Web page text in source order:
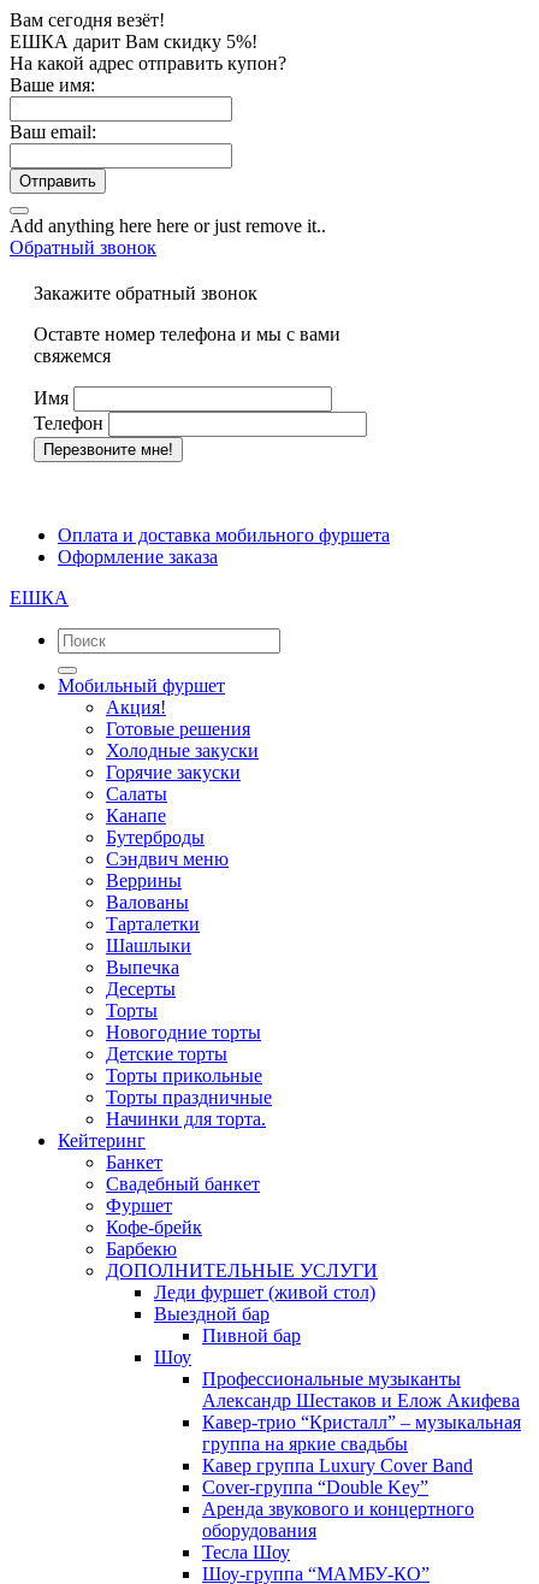
Вам сегодня везёт!
ЕШКА дарит Вам скидку 5%!
На какой адрес отправить купон?
Ваше имя:
Ваш email:
Отправить
Add anything here here or just remove it..
Обратный звонок
Закажите обратный звонок
Оставте номер телефона и мы с вами
свяжемся
Имя
Телефон
Оплата и доставка мобильного фуршета
Оформление заказа
ЕШКА
Мобильный фуршет
Акция!
Готовые решения
Холодные закуски
Горячие закуски
Салаты
Канапе
Бутерброды
Сэндвич меню
Веррины
Валованы
Тарталетки
Шашлыки
Выпечка
Десерты
Торты
Новогодние торты
Детские торты
Торты прикольные
Торты праздничные
Начинки для торта.
Кейтеринг
Банкет
Свадебный банкет
Фуршет
Кофе-брейк
Барбекю
ДОПОЛНИТЕЛЬНЫЕ УСЛУГИ
Леди фуршет (живой стол)
Выездной бар
Пивной бар
Шоу
Профессиональные музыканты
Александр Шестаков и Елож Акифева
Кавер-трио “Кристалл” – музыкальная
группа на яркие свадьбы
Кавер группа Luxury Cover Band
Cover-группа “Double Key”
Аренда звукового и концертного
оборудования
Тесла Шоу
Шоу-группа “МАМБУ-КО”